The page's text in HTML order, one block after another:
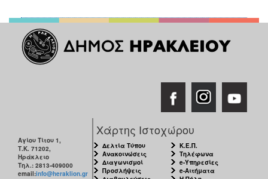
Αγίου Τίτου 1,
Τ.Κ. 71202,
Ηράκλειο
Τηλ.: 2813-409000
email:info@heraklion.gr
Χάρτης Ιστοχώρου
Δελτία Τύπου
Ανακοινώσεις
Διαγωνισμοί
Προσλήψεις
Κ.Ε.Π.
Τηλέφωνα
e-Υπηρεσίες
e-Αιτήματα